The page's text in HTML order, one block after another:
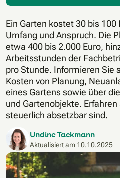
Ein Garten kostet 30 bis 100
Umfang und Anspruch. Die
etwa 400 bis 2.000 Euro,
Arbeitsstunden der
pro Stunde. Informieren Sie
Kosten von Planung,
eines Gartens sowie über
und Gartenobjekte.
steuerlich absetzbar sind.
Undine Tackmann
Aktualisiert am 10.10.2025